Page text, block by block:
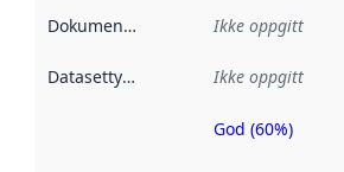
Dokumentasjon Ikke oppgitt
Datasettype Ikke oppgitt
Metadatakvalitet
God (60%)